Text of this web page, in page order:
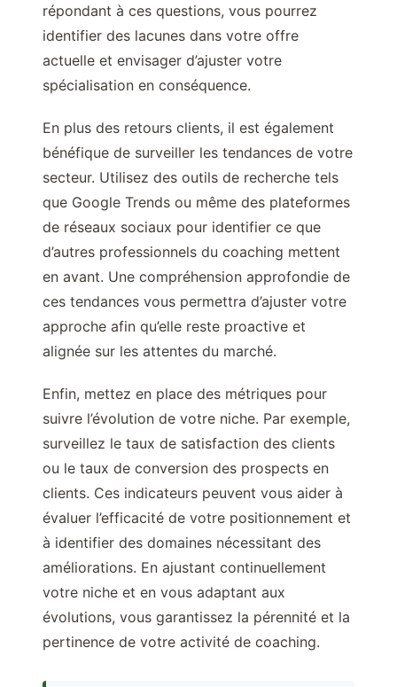
répondant à ces questions, vous pourrez
identifier des lacunes dans votre offre
actuelle et envisager d’ajuster votre
spécialisation en conséquence.
En plus des retours clients, il est également
bénéfique de surveiller les tendances de votre
secteur. Utilisez des outils de recherche tels
que Google Trends ou même des plateformes
de réseaux sociaux pour identifier ce que
d’autres professionnels du coaching mettent
en avant. Une compréhension approfondie de
ces tendances vous permettra d’ajuster votre
approche afin qu’elle reste proactive et
alignée sur les attentes du marché.
Enfin, mettez en place des métriques pour
suivre l’évolution de votre niche. Par exemple,
surveillez le taux de satisfaction des clients
ou le taux de conversion des prospects en
clients. Ces indicateurs peuvent vous aider à
évaluer l’efficacité de votre positionnement et
à identifier des domaines nécessitant des
améliorations. En ajustant continuellement
votre niche et en vous adaptant aux
évolutions, vous garantissez la pérennité et la
pertinence de votre activité de coaching.